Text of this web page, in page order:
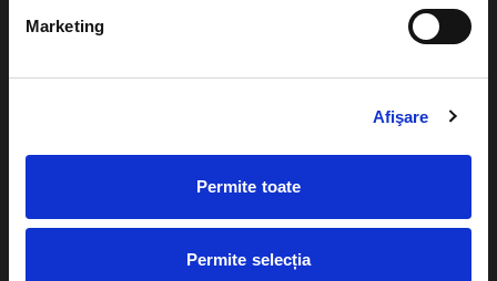
Marketing
Afişare
Permite toate
Permite selecția
Diverse
Despre noi